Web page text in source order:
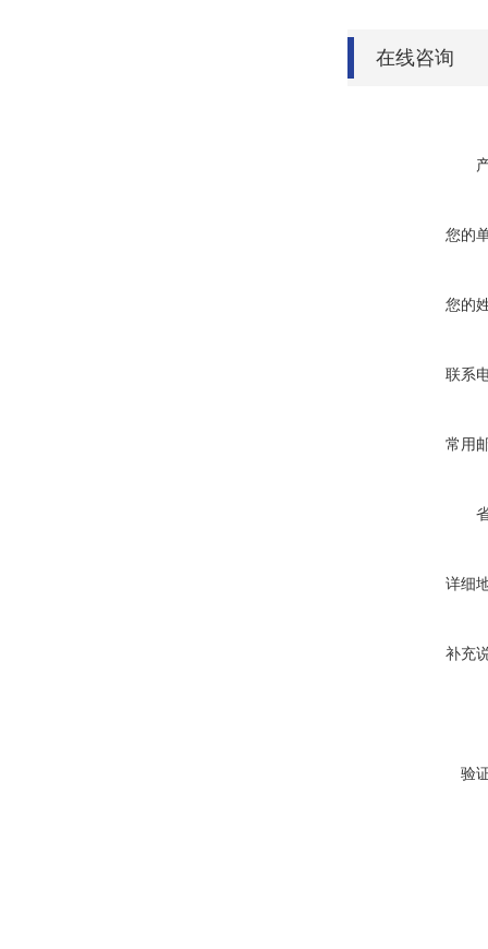
在线咨询
您的
您的
联系
常用
详细
补充
验